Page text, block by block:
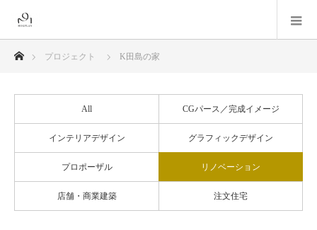
ホームプロジェクト K田島の家
All CGパース／完成イメージ
インテリアデザイン グラフィックデザイン
プロポーザル リノベーション
店舗・商業建築 注文住宅